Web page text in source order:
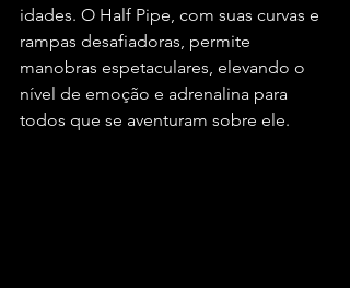
idades. O Half Pipe, com suas curvas e
rampas desafiadoras, permite
manobras espetaculares, elevando o
nível de emoção e adrenalina para
todos que se aventuram sobre ele.